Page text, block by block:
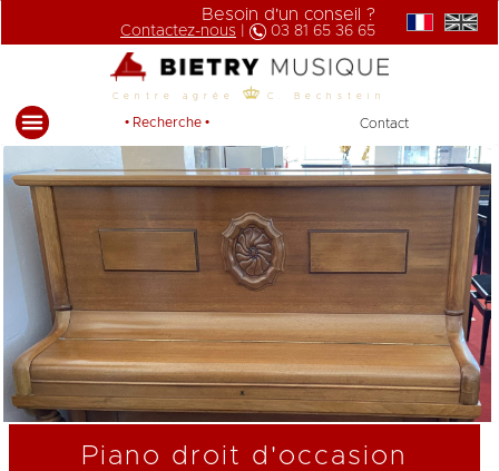
Besoin d'un conseil ?
Contactez-nous 03 81 65 36 65
Centre agrée C. Bechstein
• Recherche • Contact
Piano droit d'occasion